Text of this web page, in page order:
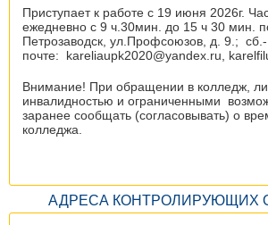
Приступает к работе с 19 июня 2026г.
ежедневно с 9 ч.30мин. до 15 ч 30 мин.
Петрозаводск, ул.Профсоюзов, д. 9.; сб.-
почте: kareliaupk2020@yandex.ru,
Внимание! При обращении в колледж,
инвалидностью и ограниченными
заранее сообщать (согласовывать) о
колледжа.
АДРЕСА КОНТРОЛИРУЮЩИХ